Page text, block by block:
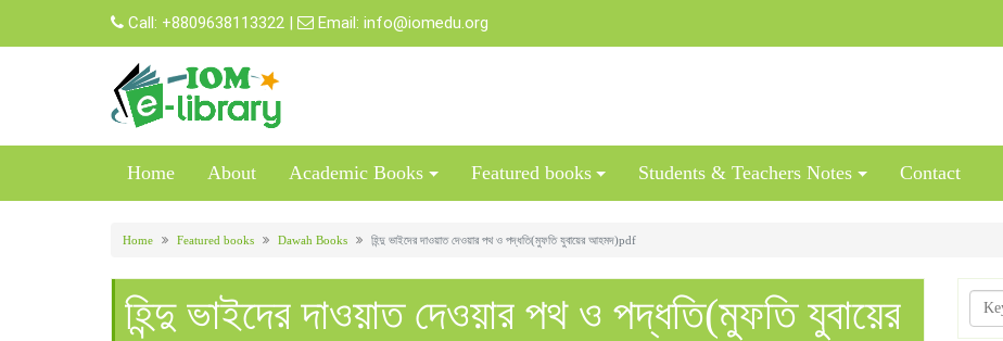
Call: +8809638113322 | Email: info@iomedu.org
Home About Academic Books Featured books Students & Teachers Notes Contact
Home Featured books Dawah Books হিন্দু ভাইদের দাওয়াত দেওয়ার পথ ও পদ্ধতি(মুফতি যুবায়ের আহমদ)pdf
হিন্দু ভাইদের দাওয়াত দেওয়ার পথ ও পদ্ধতি(মুফতি যুবায়ের